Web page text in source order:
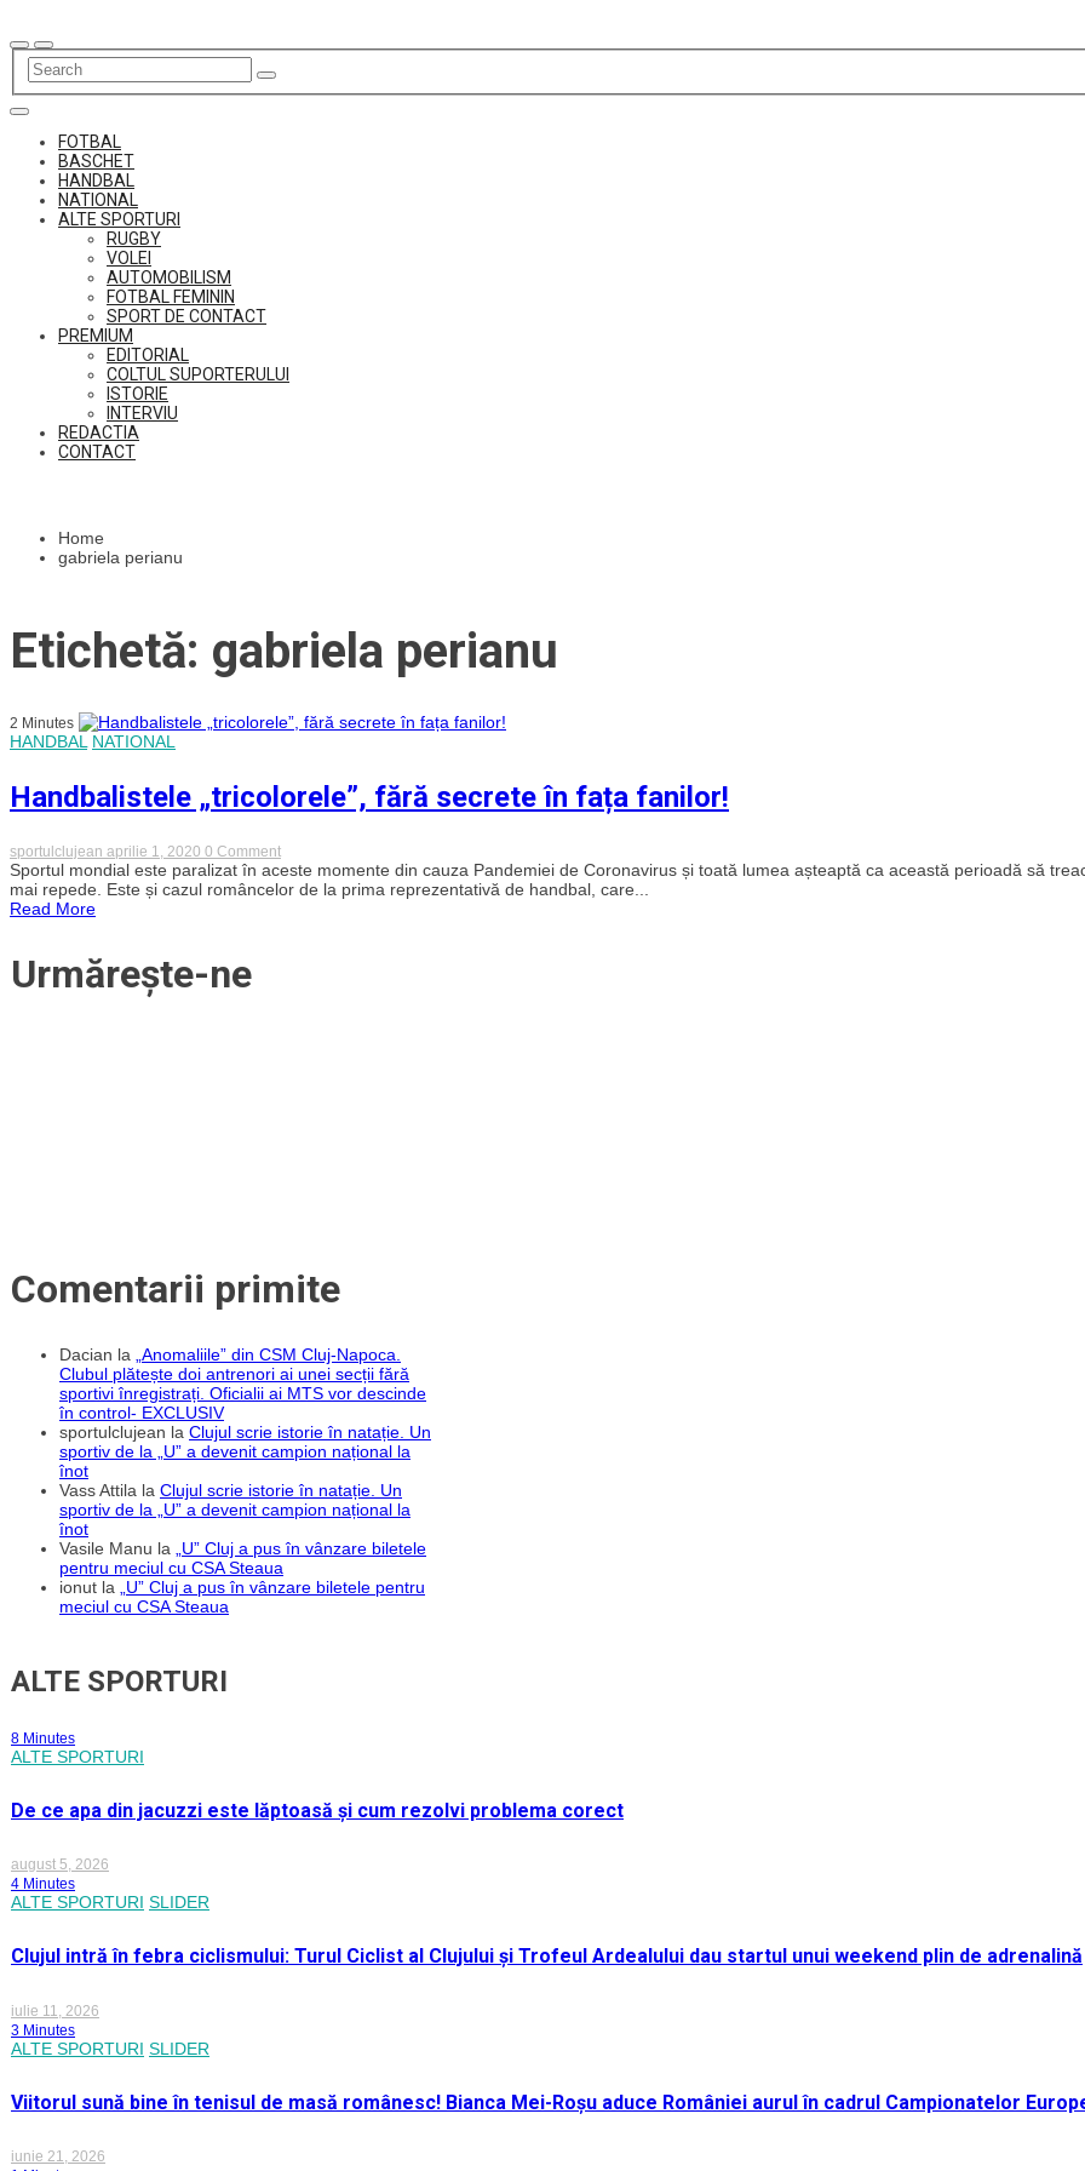
to
content
FOTBAL
BASCHET
HANDBAL
NATIONAL
ALTE SPORTURI
RUGBY
VOLEI
AUTOMOBILISM
FOTBAL FEMININ
SPORT DE CONTACT
PREMIUM
EDITORIAL
COLTUL SUPORTERULUI
ISTORIE
INTERVIU
REDACTIA
CONTACT
Home
gabriela perianu
Etichetă: gabriela perianu
2 Minutes
HANDBAL NATIONAL
Handbalistele „tricolorele”, fără secrete în fața fanilor!
sportulclujean aprilie 1, 2020 0 Commenton
Handbalistele
„tricolorele”,
fără
Sportul mondial este paralizat în aceste momente din cauza Pandemiei de Coronavirus și toată lumea așteaptă ca această perioadă să
mai repede. Este și cazul româncelor de la prima reprezentativă de handbal, care...
Read More
Urmărește-ne
Comentarii primite
Dacian la
„Anomaliile” din CSM Cluj-Napoca.
Clubul plătește doi antrenori ai unei secții fără
sportivi înregistrați. Oficialii ai MTS vor descinde
în control- EXCLUSIV
sportulclujean la Clujul scrie istorie în natație. Un
sportiv de la „U” a devenit campion național la
înot
Vass Attila la Clujul scrie istorie în natație. Un
sportiv de la „U” a devenit campion național la
înot
Vasile Manu la
„U” Cluj a pus în vânzare biletele
pentru meciul cu CSA Steaua
ionut la
„U” Cluj a pus în vânzare biletele pentru
meciul cu CSA Steaua
ALTE SPORTURI
8 Minutes
ALTE SPORTURI
De ce apa din jacuzzi este lăptoasă și cum rezolvi problema corect
august 5, 2026
4 Minutes
ALTE SPORTURI SLIDER
Clujul intră în febra ciclismului: Turul Ciclist al Clujului și Trofeul Ardealului dau startul unui weekend plin de adrenalină
iulie 11, 2026
3 Minutes
ALTE SPORTURI SLIDER
Viitorul sună bine în tenisul de masă românesc! Bianca Mei-Roșu aduce României aurul în cadrul Campionatelor
iunie 21, 2026